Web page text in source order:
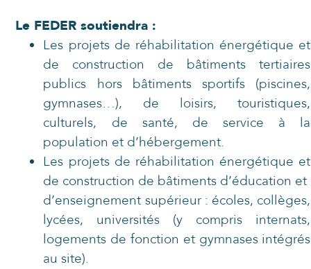
Le FEDER soutiendra :
Les projets de réhabilitation énergétique et
de construction de bâtiments tertiaires
publics hors bâtiments sportifs (piscines,
gymnases…), de loisirs, touristiques,
culturels, de santé, de service à la
population et d’hébergement.
Les projets de réhabilitation énergétique et
de construction de bâtiments d’éducation et
d’enseignement supérieur : écoles, collèges,
lycées, universités (y compris internats,
logements de fonction et gymnases intégrés
au site).